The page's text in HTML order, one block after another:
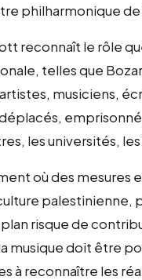
philharmonique de
reconnaît le rôle
telles que
musiciens,
les universités,
où des mesures
palestinienne,
risque de
musique doit être
à reconnaître les